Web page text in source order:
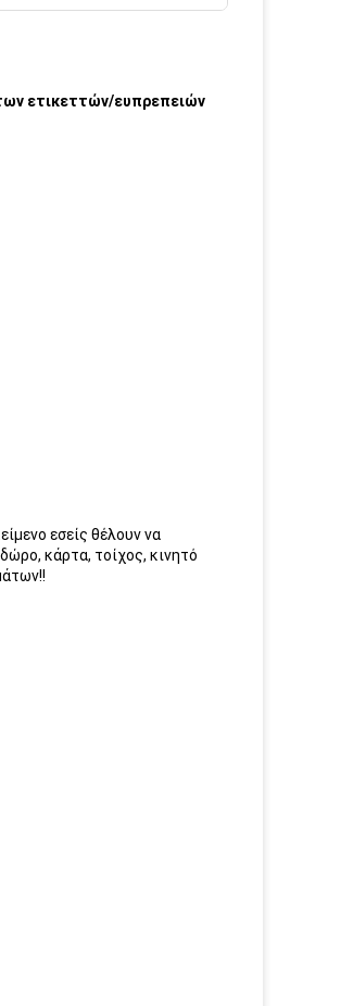
ετικεττών/ευπρεπειών
εσείς θέλουν να
κάρτα, τοίχος, κινητό